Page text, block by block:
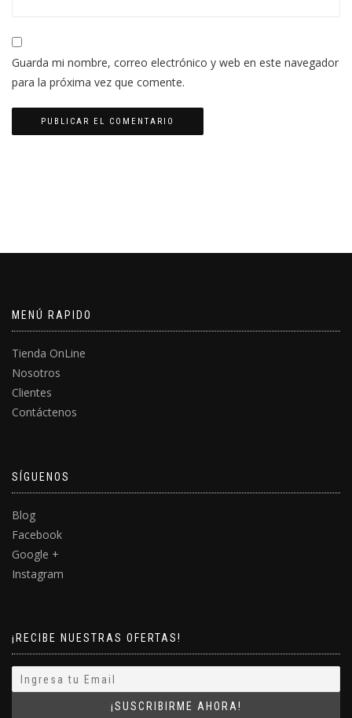
Guarda mi nombre, correo electrónico y web en este navegador
para la próxima vez que comente.
MENÚ RAPIDO
Tienda OnLine
Nosotros
Clientes
Contáctenos
SÍGUENOS
Blog
Facebook
Google +
Instagram
¡RECIBE NUESTRAS OFERTAS!